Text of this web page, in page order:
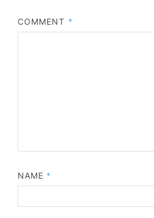
COMMENT *
NAME *